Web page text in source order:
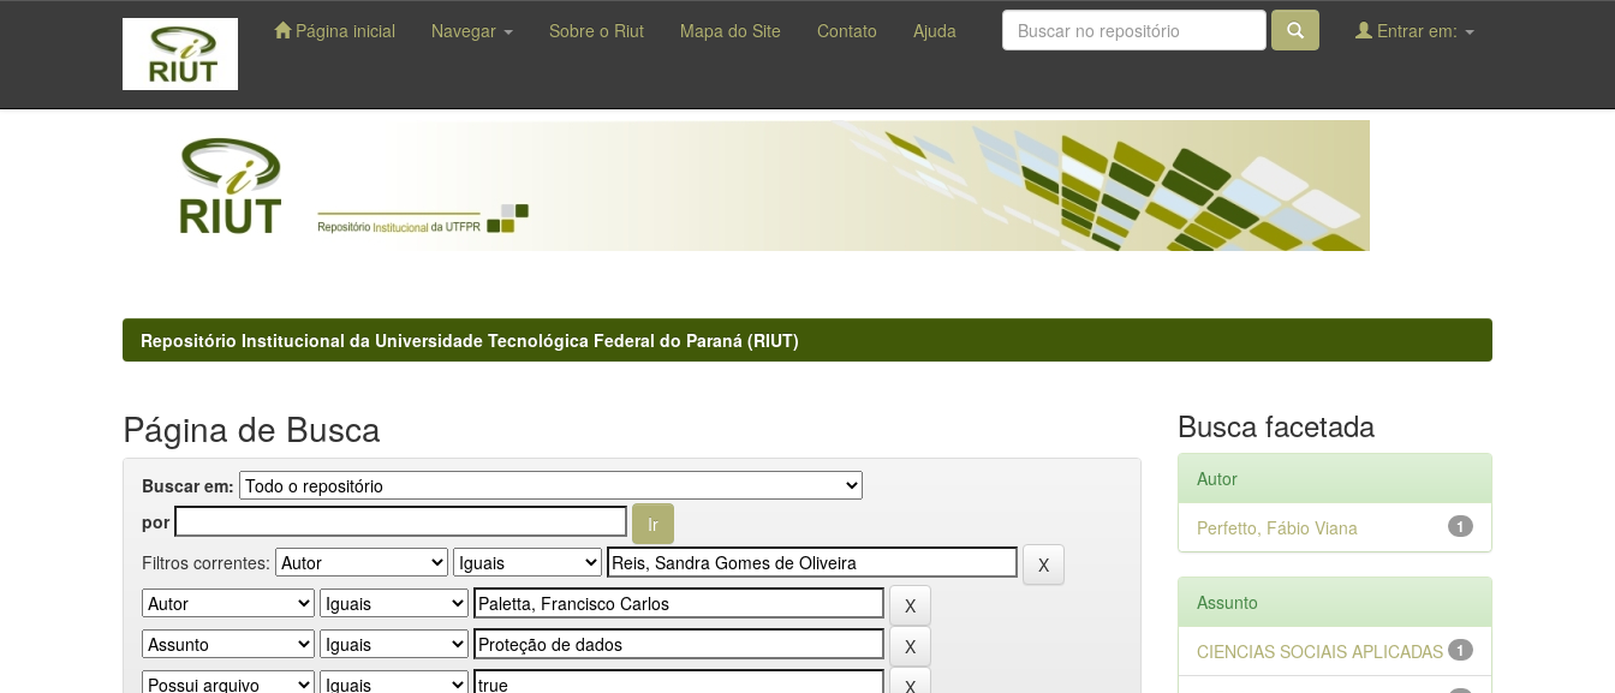
navigation
Página inicial Navegar Sobre o Riut Mapa do Site Contato Ajuda Entrar em:
Repositório Institucional da Universidade Tecnológica Federal do Paraná (RIUT)
Página de Busca
Buscar em:
por
Filtros correntes:
Busca facetada
Autor
1
Perfetto, Fábio Viana
Assunto
1
CIENCIAS SOCIAIS APLICADAS